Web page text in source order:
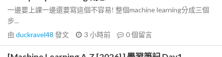
一邊要上課一邊還要寫這個不容易! 整個machine learning分成三個
步...
由 duckravel48 發文 3 小時前 0個留言